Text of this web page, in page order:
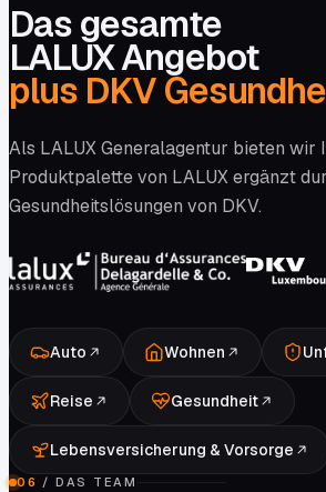
Das gesamte
LALUX Angebot
plus DKV
Als LALUX Generalagentur bieten wir
Produktpalette von LALUX ergänzt
Gesundheitslösungen von DKV.
Auto Wohnen
Reise Gesundheit
Lebensversicherung & Vorsorge
06 / DAS TEAM